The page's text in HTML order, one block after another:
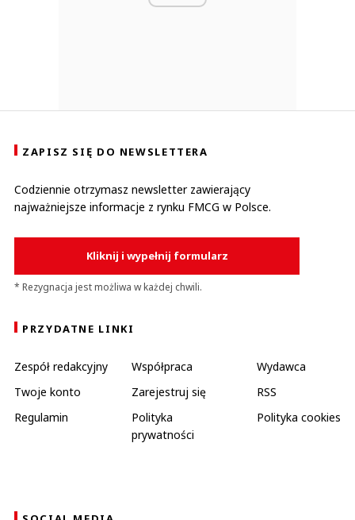
ZAPISZ SIĘ DO NEWSLETTERA
Codziennie otrzymasz newsletter zawierający
najważniejsze informacje z rynku FMCG w Polsce.
Kliknij i wypełnij formularz
* Rezygnacja jest możliwa w każdej chwili.
PRZYDATNE LINKI
Zespół redakcyjny Współpraca
Wydawca
Twoje konto
Zarejestruj się
RSS
Regulamin
Polityka
prywatności
Polityka cookies